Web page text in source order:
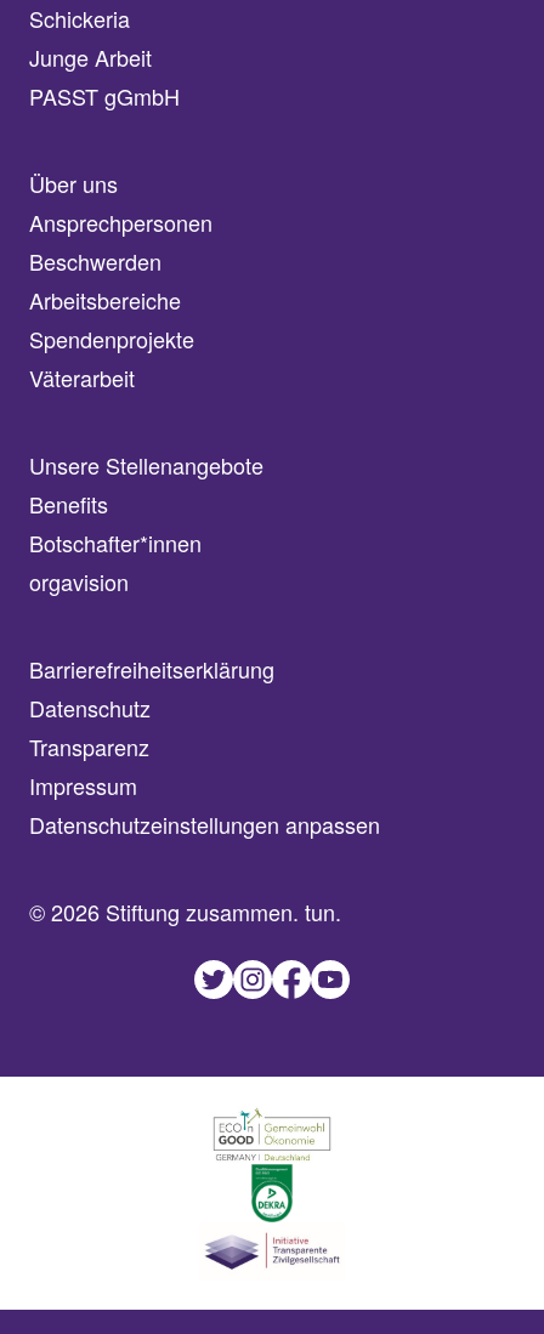
Schickeria
Junge Arbeit
PASST gGmbH
Über uns
Ansprechpersonen
Beschwerden
Arbeitsbereiche
Spendenprojekte
Väterarbeit
Unsere Stellenangebote
Benefits
Botschafter*innen
orgavision
Barrierefreiheitserklärung
Datenschutz
Transparenz
Impressum
Datenschutzeinstellungen anpassen
© 2026 Stiftung zusammen. tun.